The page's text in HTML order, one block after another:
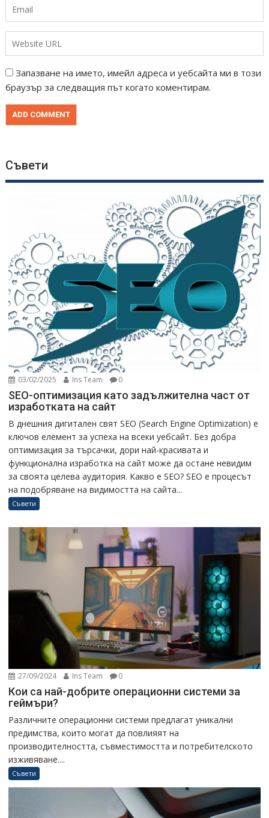
Запазване на името, имейл адреса и уебсайта ми в този
браузър за следващия път когато коментирам.
Съвети
03/02/2025 Ins Team 0
SEO-оптимизация като задължителна част от
изработката на сайт
В днешния дигитален свят SEO (Search Engine Optimization) е
ключов елемент за успеха на всеки уебсайт. Без добра
оптимизация за търсачки, дори най-красивата и
функционална изработка на сайт може да остане невидим
за своята целева аудитория. Какво е SEO? SEO е процесът
на подобряване на видимостта на сайта...
Съвети
27/09/2024 Ins Team 0
Кои са най-добрите операционни системи за
геймъри?
Различните операционни системи предлагат уникални
предимства, които могат да повлияят на
производителността, съвместимостта и потребителското
изживяване....
Съвети